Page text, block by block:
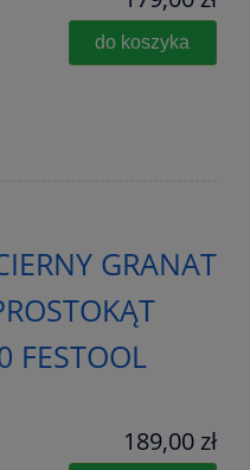
do koszyka
GRANAT
FESTOOL
189,00 zł